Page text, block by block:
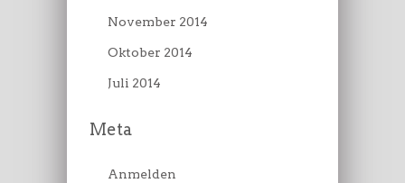
November 2014
Oktober 2014
Juli 2014
Meta
Anmelden